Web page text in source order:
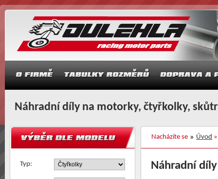
Náhradní díly na motorky, čtyřkolky,
Nacházíte se Úvod
Typ: Náhradní